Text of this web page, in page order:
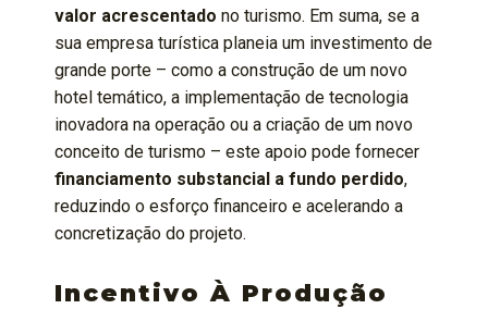
valor acrescentado no turismo. Em suma, se a
sua empresa turística planeia um investimento de
grande porte – como a construção de um novo
hotel temático, a implementação de tecnologia
inovadora na operação ou a criação de um novo
conceito de turismo – este apoio pode fornecer
financiamento substancial a fundo perdido,
reduzindo o esforço financeiro e acelerando a
concretização do projeto.
Incentivo À Produção